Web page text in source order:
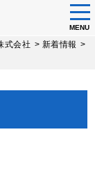
MENU
式会社 > 新着情報 >